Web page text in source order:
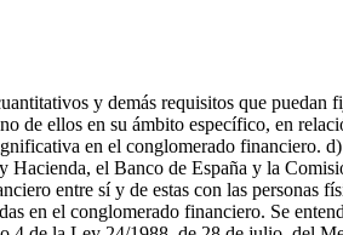
y demás requisitos que
ellos en su ámbito específico, en
en el conglomerado financiero.
el Banco de España y la
entre sí y de estas con las personas
en el conglomerado financiero. Se